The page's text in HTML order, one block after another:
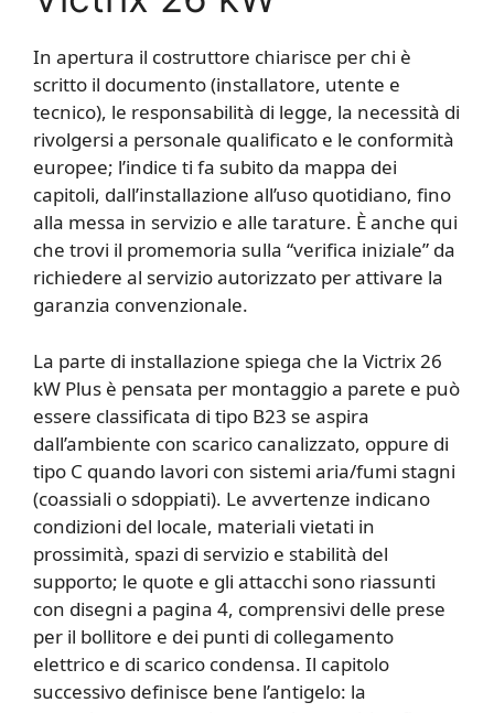
In apertura il costruttore chiarisce per chi è
scritto il documento (installatore, utente e
tecnico), le responsabilità di legge, la necessità di
rivolgersi a personale qualificato e le conformità
europee; l’indice ti fa subito da mappa dei
capitoli, dall’installazione all’uso quotidiano, fino
alla messa in servizio e alle tarature. È anche qui
che trovi il promemoria sulla “verifica iniziale” da
richiedere al servizio autorizzato per attivare la
garanzia convenzionale.
La parte di installazione spiega che la Victrix 26
kW Plus è pensata per montaggio a parete e può
essere classificata di tipo B23 se aspira
dall’ambiente con scarico canalizzato, oppure di
tipo C quando lavori con sistemi aria/fumi stagni
(coassiali o sdoppiati). Le avvertenze indicano
condizioni del locale, materiali vietati in
prossimità, spazi di servizio e stabilità del
supporto; le quote e gli attacchi sono riassunti
con disegni a pagina 4, comprensivi delle prese
per il bollitore e dei punti di collegamento
elettrico e di scarico condensa. Il capitolo
successivo definisce bene l’antigelo: la